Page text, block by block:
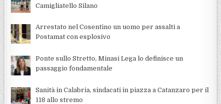
Camigliatello Silano
Arrestato nel Cosentino un uomo per assalti a
Postamat con esplosivo
Ponte sullo Stretto, Minasi Lega lo definisce un
passaggio fondamentale
Sanità in Calabria, sindacati in piazza a Catanzaro per il
118 allo stremo